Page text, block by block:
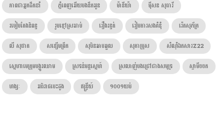
ភាពជាអ្នកដឹកនាំ
ភ្នំពេញអើយបងនឹកអូន ម៉ានីយ៉ា
ម៉ីសន សុធារី
របៀបតែងនិពន្ធ
រូបខ្មៅស្រអាប់ រឿងរន្ធត់ រៀបការសងគំនុំ
រ៉េតសុភ័ក្រ
លី សុផាត
សន្សើមព្រឹក សុបិនឆាបឆួល សុភាប្រុស
សំណុំឯកសារZ22
ស្នេហាមេក្រុមបង្ហូរឈាម
ស្រទន់មន្តស្នេហ៍ ស្រលាញ់បងជ្រៅជាងសមុទ្រ
ស្វាមីចចក
ហង្សៈ​
អធិរាជបេះដូង ឥន្រ្ទីយ៍ ១០០១យប់